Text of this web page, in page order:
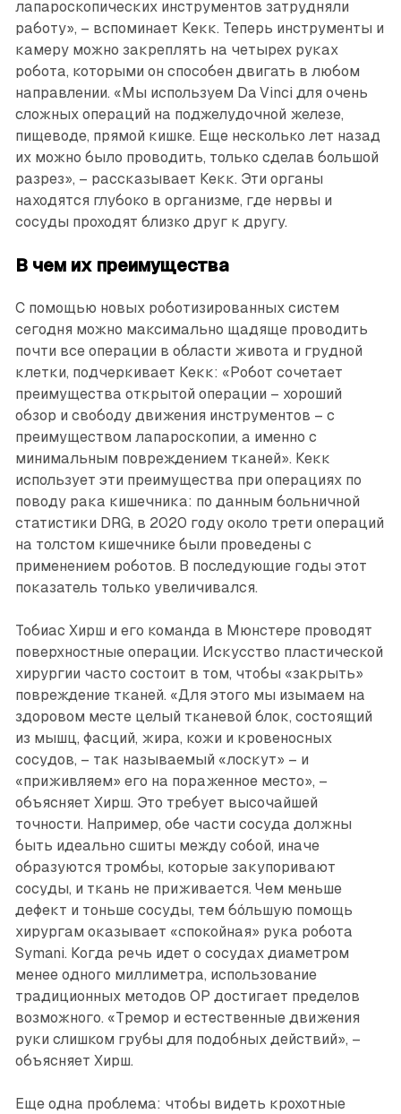
лапароскопических инструментов затрудняли
работу», – вспоминает Кекк. Теперь инструменты и
камеру можно закреплять на четырех руках
робота, которыми он способен двигать в любом
направлении. «Мы используем Da Vinci для очень
сложных операций на поджелудочной железе,
пищеводе, прямой кишке. Еще несколько лет назад
их можно было проводить, только сделав большой
разрез», – рассказывает Кекк. Эти органы
находятся глубоко в организме, где нервы и
сосуды проходят близко друг к другу.
В чем их преимущества
С помощью новых роботизированных систем
сегодня можно максимально щадяще проводить
почти все операции в области живота и грудной
клетки, подчеркивает Кекк: «Робот сочетает
преимущества открытой операции – хороший
обзор и свободу движения инструментов – с
преимуществом лапароскопии, а именно с
минимальным повреждением тканей». Кекк
использует эти преимущества при операциях по
поводу рака кишечника: по данным больничной
статистики DRG, в 2020 году около трети операций
на толстом кишечнике были проведены с
применением роботов. В последующие годы этот
показатель только увеличивался.
Тобиас Хирш и его команда в Мюнстере проводят
поверхностные операции. Искусство пластической
хирургии часто состоит в том, чтобы «закрыть»
повреждение тканей. «Для этого мы изымаем на
здоровом месте целый тканевой блок, состоящий
из мышц, фасций, жира, кожи и кровеносных
сосудов, – так называемый «лоскут» – и
«приживляем» его на пораженное место», –
объясняет Хирш. Это требует высочайшей
точности. Например, обе части сосуда должны
быть идеально сшиты между собой, иначе
образуются тромбы, которые закупоривают
сосуды, и ткань не приживается. Чем меньше
дефект и тоньше сосуды, тем бо́льшую помощь
хирургам оказывает «спокойная» рука робота
Symani. Когда речь идет о сосудах диаметром
менее одного миллиметра, использование
традиционных методов OP достигает пределов
возможного. «Тремор и естественные движения
руки слишком грубы для подобных действий», –
объясняет Хирш.
Еще одна проблема: чтобы видеть крохотные